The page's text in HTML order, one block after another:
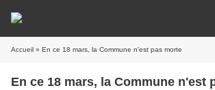
Accueil » En ce 18 mars, la Commune n'est pas morte
En ce 18 mars, la Commune n'est